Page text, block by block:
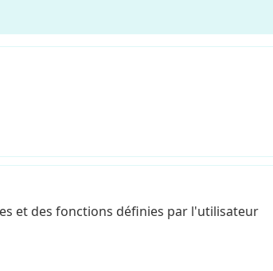
et des fonctions définies par l'utilisateur